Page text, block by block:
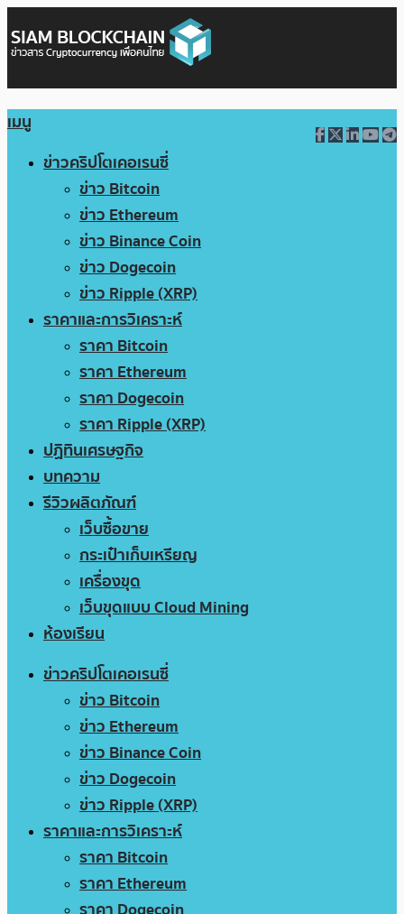
เมนู
ข่าวคริปโตเคอเรนซี่
ข่าว Bitcoin
ข่าว Ethereum
ข่าว Binance Coin
ข่าว Dogecoin
ข่าว Ripple (XRP)
ราคาและการวิเคราะห์
ราคา Bitcoin
ราคา Ethereum
ราคา Dogecoin
ราคา Ripple (XRP)
ปฏิทินเศรษฐกิจ
บทความ
รีวิวผลิตภัณฑ์
เว็บซื้อขาย
กระเป๋าเก็บเหรียญ
เครื่องขุด
เว็บขุดแบบ Cloud Mining
ห้องเรียน
ข่าวคริปโตเคอเรนซี่
ข่าว Bitcoin
ข่าว Ethereum
ข่าว Binance Coin
ข่าว Dogecoin
ข่าว Ripple (XRP)
ราคาและการวิเคราะห์
ราคา Bitcoin
ราคา Ethereum